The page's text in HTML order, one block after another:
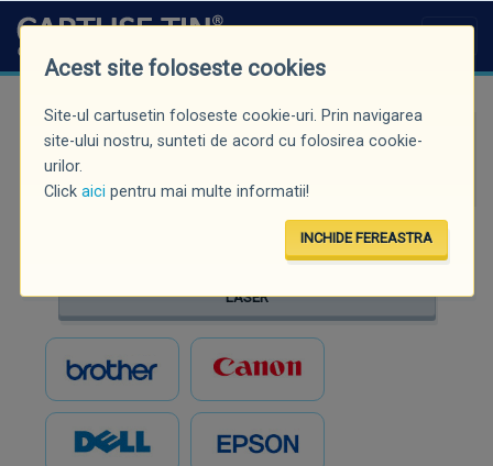
Căutare rapidă (minim 3 caractere)
LASER
Acest site foloseste cookies
Site-ul cartusetin foloseste cookie-uri. Prin navigarea
site-ului nostru, sunteti de acord cu folosirea cookie-
urilor.
Clickaici pentru mai multe informatii!
INCHIDE FEREASTRA